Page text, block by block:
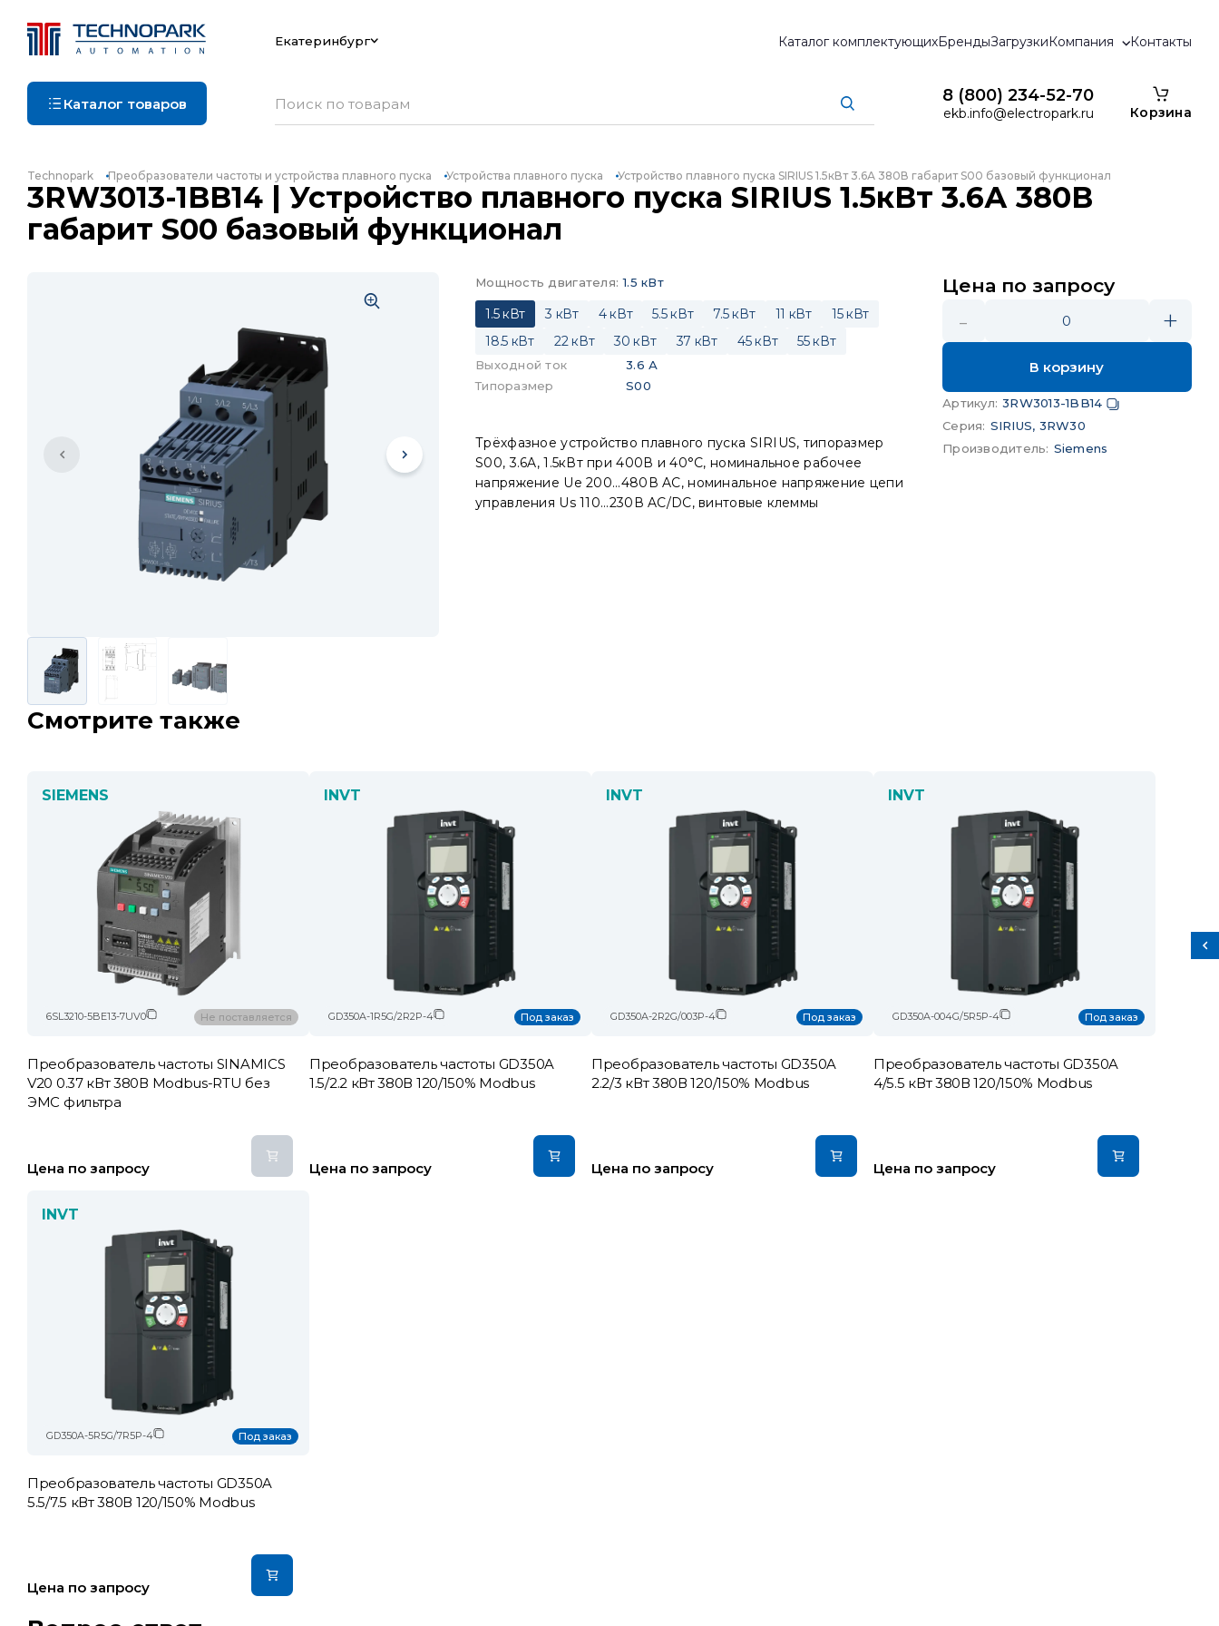
Екатеринбург Каталог комплектующихБрендыЗагрузкиКомпания Контакты
Каталог товаров 8 (800) 234-52-70
ekb.info@electropark.ru Корзина
Technopark Преобразователи частоты и устройства плавного пуска Устройства плавного пуска Устройство плавного пуска SIRIUS 1.5кВт 3.6А 380В габарит S00 базовый функционал
3RW3013-1BB14 | Устройство плавного пуска SIRIUS 1.5кВт 3.6А 380В
габарит S00 базовый функционал
Мощность двигателя: 1.5 кВт
1.5 кВт 3 кВт 4 кВт 5.5 кВт 7.5 кВт 11 кВт
15 кВт
18.5 кВт
22 кВт 30 кВт 37 кВт 45 кВт 55 кВт
Выходной ток
3.6 А
Типоразмер
S00
Трёхфазное устройство плавного пуска SIRIUS, типоразмер
S00, 3.6A, 1.5кВт при 400В и 40°C, номинальное рабочее
напряжение Ue 200...480В AC, номинальное напряжение цепи
управления Us 110...230В AC/DC, винтовые клеммы
Цена по запросу
- 0 +
В корзину
Артикул: 3RW3013-1BB14
Серия: SIRIUS, 3RW30
Производитель: Siemens
Смотрите также
SIEMENS
6SL3210-5BE13-7UV0 Не поставляется
Преобразователь частоты SINAMICS
V20 0.37 кВт 380В Modbus-RTU без
ЭМС фильтра
Цена по запросу
INVT
GD350A-1R5G/2R2P-4 Под заказ
Преобразователь частоты GD350A
1.5/2.2 кВт 380В 120/150% Modbus
Цена по запросу
INVT
GD350A-2R2G/003P-4 Под заказ
Преобразователь частоты GD350A
2.2/3 кВт 380В 120/150% Modbus
Цена по запросу
INVT
GD350A-004G/5R5P-4 Под заказ
Преобразователь частоты GD350A
4/5.5 кВт 380В 120/150% Modbus
Цена по запросу
INVT
GD350A-5R5G/7R5P-4 Под заказ
Преобразователь частоты GD350A
5.5/7.5 кВт 380В 120/150% Modbus
Цена по запросу